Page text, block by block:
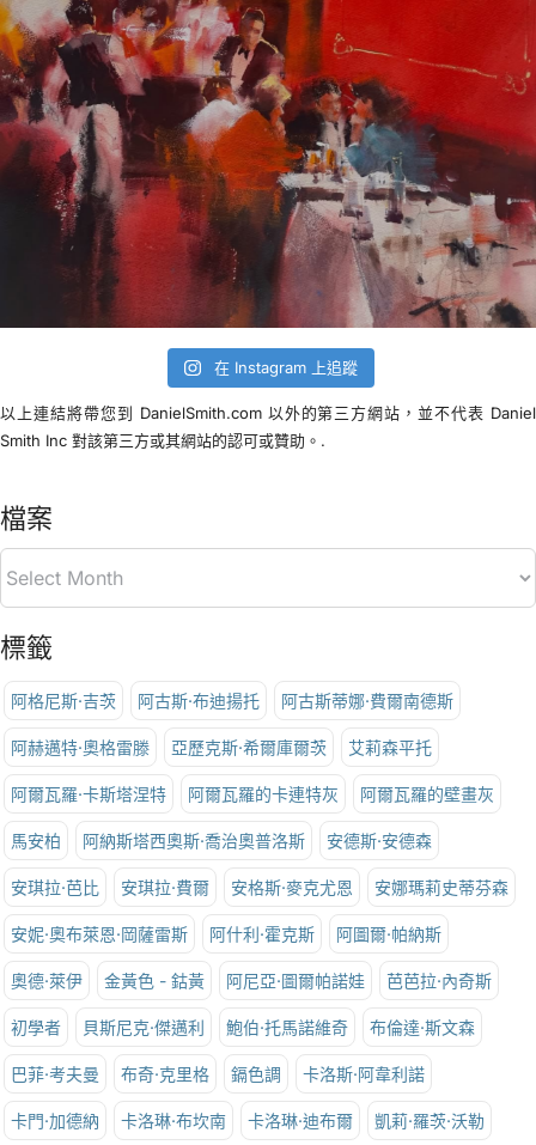
在 Instagram 上追蹤
以上連結將帶您到 DanielSmith.com 以外的第三方網站，並不代表 Daniel
Smith Inc 對該第三方或其網站的認可或贊助。.
檔案
標籤
阿格尼斯·吉茨 阿古斯·布迪揚托 阿古斯蒂娜·費爾南德斯
阿赫邁特·奧格雷滕 亞歷克斯·希爾庫爾茨 艾莉森平托
阿爾瓦羅·卡斯塔涅特 阿爾瓦羅的卡連特灰 阿爾瓦羅的壁畫灰
馬安柏 阿納斯塔西奧斯·喬治奧普洛斯 安德斯·安德森
安琪拉·芭比 安琪拉·費爾 安格斯·麥克尤恩 安娜瑪莉史蒂芬森
安妮·奧布萊恩·岡薩雷斯 阿什利·霍克斯 阿圖爾·帕納斯
奧德·萊伊 金黃色 - 鈷黃 阿尼亞·圖爾帕諾娃 芭芭拉·內奇斯
初學者 貝斯尼克·傑邁利 鮑伯·托馬諾維奇 布倫達·斯文森
巴菲·考夫曼 布奇·克里格 鎘色調 卡洛斯·阿韋利諾
卡門·加德納 卡洛琳·布坎南 卡洛琳·迪布爾 凱莉·羅茨·沃勒